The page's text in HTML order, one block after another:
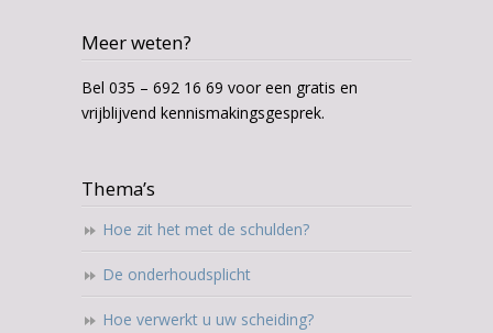
Meer weten?
Bel 035 – 692 16 69 voor een gratis en
vrijblijvend kennismakingsgesprek.
Thema’s
Hoe zit het met de schulden?
De onderhoudsplicht
Hoe verwerkt u uw scheiding?